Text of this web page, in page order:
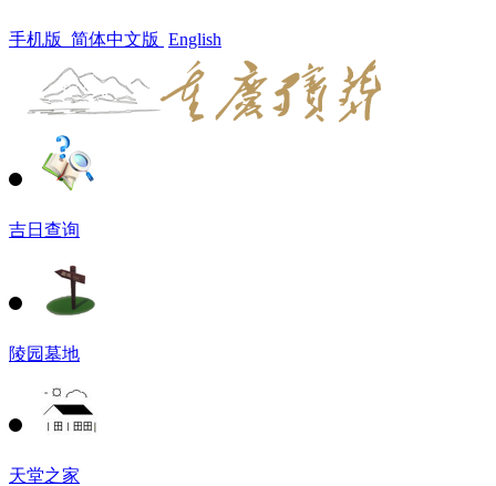
手机版 简体中文版 English
吉日查询
陵园墓地
天堂之家